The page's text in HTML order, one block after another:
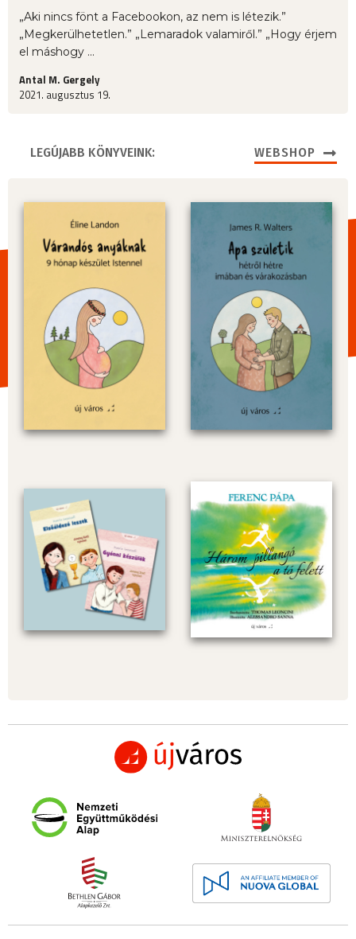
„Aki nincs fönt a Facebookon, az nem is létezik.”
„Megkerülhetetlen.” „Lemaradok valamiről.” „Hogy érjem
el máshogy ...
Antal M. Gergely
2021. augusztus 19.
LEGÚJABB KÖNYVEINK: WEBSHOP